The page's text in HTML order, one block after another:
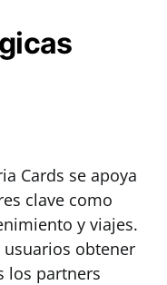
Cards se apoya
clave como
y viajes.
usuarios obtener
los partners